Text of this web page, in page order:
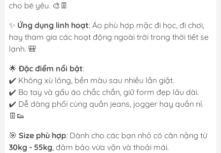
cho bé yêu. 🎨👖
✨ Ứng dụng linh hoạt: Áo phù hợp mặc đi học, đi chơi,
hay tham gia các hoạt động ngoài trời trong thời tiết se
lạnh. 🎒
🌟 Đặc điểm nổi bật:
✔️ Không xù lông, bền màu sau nhiều lần giặt.
✔️ Bo tay và gấu áo chắc chắn, giữ form đẹp lâu dài.
✔️ Dễ dàng phối cùng quần jeans, jogger hay quần nỉ.
👖👟
🎯 Size phù hợp: Dành cho các bạn nhỏ có cân nặng từ
30kg - 55kg, đảm bảo vừa vặn và thoải mái.